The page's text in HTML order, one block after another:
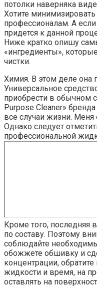
потолки наверняка
Хотите
профессионалам. А
придется к данной
Ниже кратко опишу
«ингредиенты»,
чистки.
Химия. В этом деле она
Универсальное
приобрести в обычном
Purpose Cleaner»
все случаи жизни. Меня
Однако следует
профессиональной
Кроме того, последняя
по составу. Поэтому
соблюдайте
обожжете обшивку и
концентрации,
жидкости и время, на
оставлять на